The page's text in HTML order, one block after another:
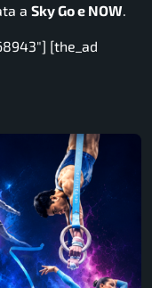
a Sky Go e NOW.
[the_ad